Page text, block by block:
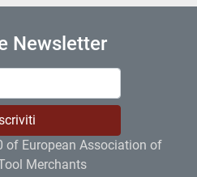
Newsletter
of European Association of
Merchants